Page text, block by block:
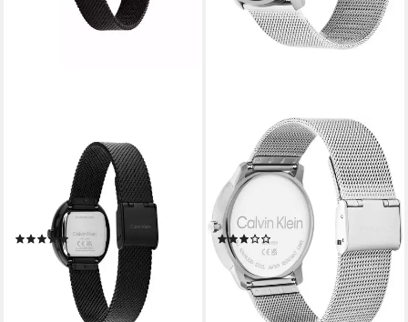
Quarzuhr Euphoria
25100176, Armbanduhr,
Damenuhr, Edelstahlarmband,
(1)
167,35 €
lieferbar - in 1-2 Werktagen bei dir
CALVIN KLEIN
Quarzuhr CK ICONIC 40 mm
25200027, Armbanduhr,
Damenuhr, Herrenuhr,
Edelstahlarmband, analog
(2)
125,00 € UVP149,00 €
-16%
lieferbar - in 1-2 Werktagen bei dir